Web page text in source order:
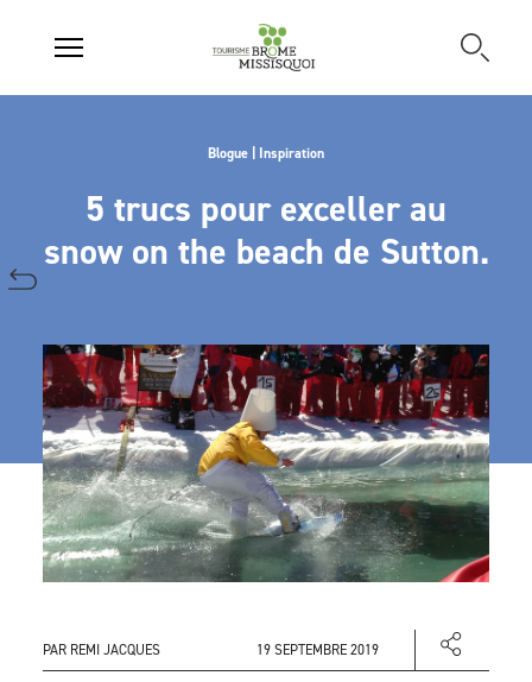
Blogue | Inspiration
5 trucs pour exceller au
snow on the beach de Sutton.
PAR REMI JACQUES 19 SEPTEMBRE 2019